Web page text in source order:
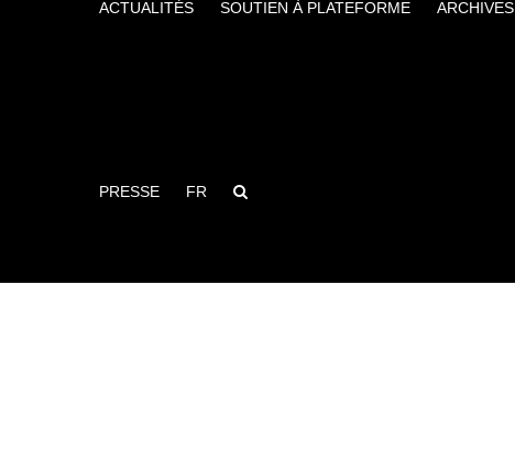
ACTUALITÉS SOUTIEN À PLATEFORME ARCHIVES
PRESSE FR